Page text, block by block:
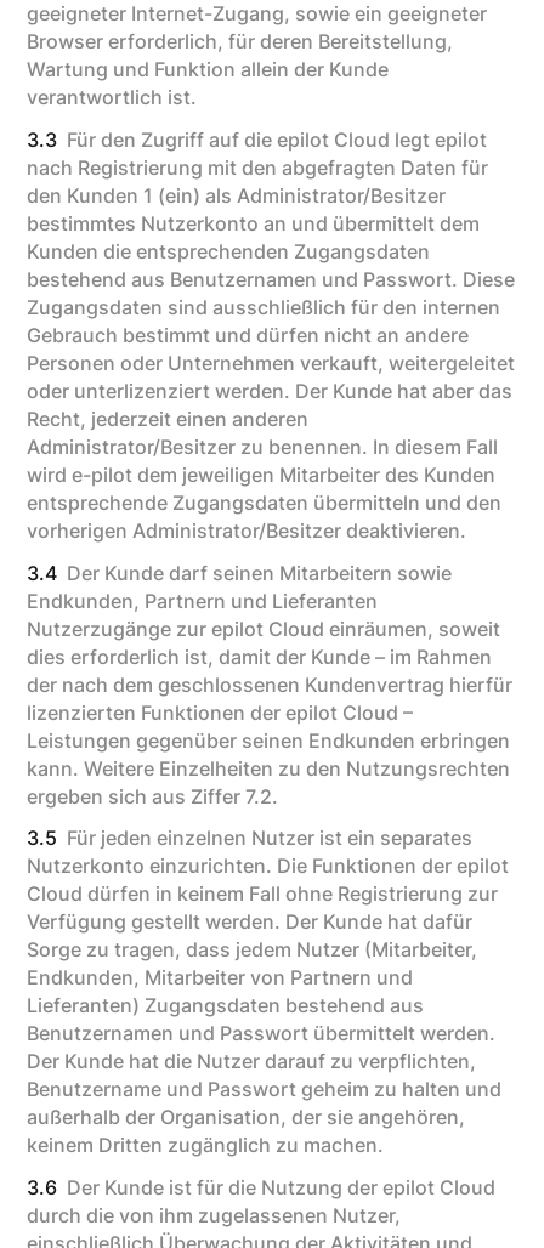
geeigneter Internet-Zugang, sowie ein geeigneter
Browser erforderlich, für deren Bereitstellung,
Wartung und Funktion allein der Kunde
verantwortlich ist.
3.3 Für den Zugriff auf die epilot Cloud legt epilot
nach Registrierung mit den abgefragten Daten für
den Kunden 1 (ein) als Administrator/Besitzer
bestimmtes Nutzerkonto an und übermittelt dem
Kunden die entsprechenden Zugangsdaten
bestehend aus Benutzernamen und Passwort. Diese
Zugangsdaten sind ausschließlich für den internen
Gebrauch bestimmt und dürfen nicht an andere
Personen oder Unternehmen verkauft, weitergeleitet
oder unterlizenziert werden. Der Kunde hat aber das
Recht, jederzeit einen anderen
Administrator/Besitzer zu benennen. In diesem Fall
wird e-pilot dem jeweiligen Mitarbeiter des Kunden
entsprechende Zugangsdaten übermitteln und den
vorherigen Administrator/Besitzer deaktivieren.
3.4 Der Kunde darf seinen Mitarbeitern sowie
Endkunden, Partnern und Lieferanten
Nutzerzugänge zur epilot Cloud einräumen, soweit
dies erforderlich ist, damit der Kunde – im Rahmen
der nach dem geschlossenen Kundenvertrag hierfür
lizenzierten Funktionen der epilot Cloud –
Leistungen gegenüber seinen Endkunden erbringen
kann. Weitere Einzelheiten zu den Nutzungsrechten
ergeben sich aus Ziffer 7.2.
3.5 Für jeden einzelnen Nutzer ist ein separates
Nutzerkonto einzurichten. Die Funktionen der epilot
Cloud dürfen in keinem Fall ohne Registrierung zur
Verfügung gestellt werden. Der Kunde hat dafür
Sorge zu tragen, dass jedem Nutzer (Mitarbeiter,
Endkunden, Mitarbeiter von Partnern und
Lieferanten) Zugangsdaten bestehend aus
Benutzernamen und Passwort übermittelt werden.
Der Kunde hat die Nutzer darauf zu verpflichten,
Benutzername und Passwort geheim zu halten und
außerhalb der Organisation, der sie angehören,
keinem Dritten zugänglich zu machen.
3.6 Der Kunde ist für die Nutzung der epilot Cloud
durch die von ihm zugelassenen Nutzer,